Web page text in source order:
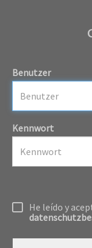
Benutzer
Kennwort
He leído y